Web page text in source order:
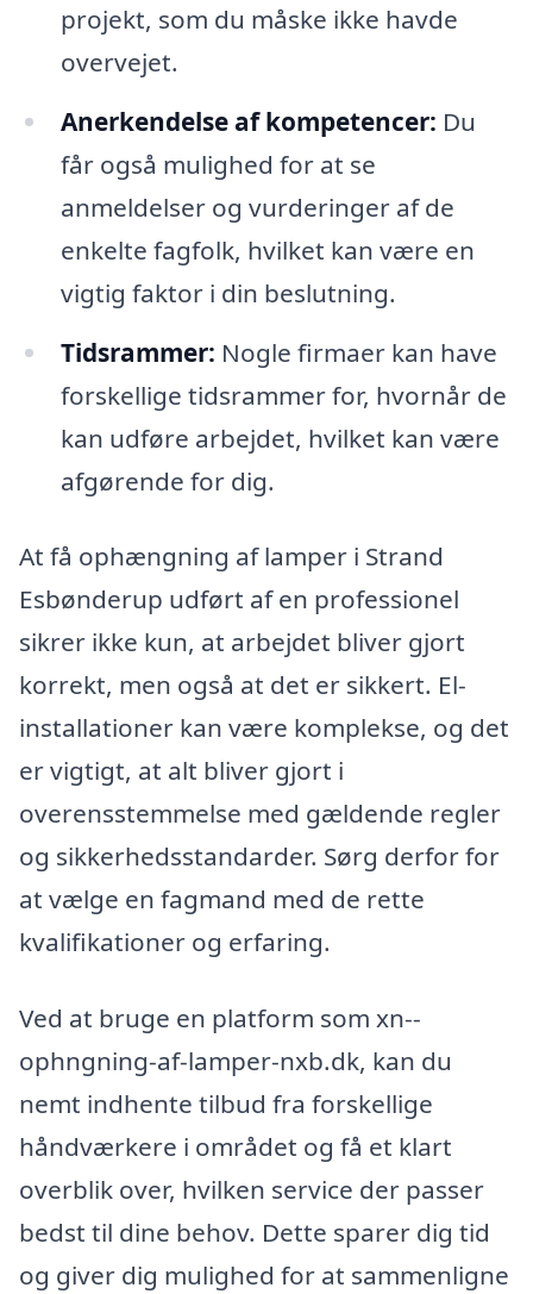
projekt, som du måske ikke havde
overvejet.
Anerkendelse af kompetencer: Du
får også mulighed for at se
anmeldelser og vurderinger af de
enkelte fagfolk, hvilket kan være en
vigtig faktor i din beslutning.
Tidsrammer: Nogle firmaer kan have
forskellige tidsrammer for, hvornår de
kan udføre arbejdet, hvilket kan være
afgørende for dig.
At få ophængning af lamper i Strand
Esbønderup udført af en professionel
sikrer ikke kun, at arbejdet bliver gjort
korrekt, men også at det er sikkert. El-
installationer kan være komplekse, og det
er vigtigt, at alt bliver gjort i
overensstemmelse med gældende regler
og sikkerhedsstandarder. Sørg derfor for
at vælge en fagmand med de rette
kvalifikationer og erfaring.
Ved at bruge en platform som xn--
ophngning-af-lamper-nxb.dk, kan du
nemt indhente tilbud fra forskellige
håndværkere i området og få et klart
overblik over, hvilken service der passer
bedst til dine behov. Dette sparer dig tid
og giver dig mulighed for at sammenligne